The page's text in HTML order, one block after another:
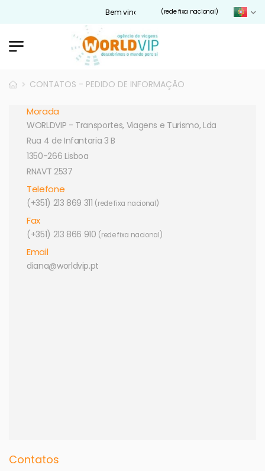
Bem vindos ao nosso site Worldvip.pt
(rede fixa nacional)
CONTATOS - PEDIDO DE INFORMAÇÃO
Morada
WORLDVIP - Transportes, Viagens e Turismo, Lda
Rua 4 de Infantaria 3 B
1350-266 Lisboa
RNAVT 2537
Telefone
(+351) 213 869 311 (rede fixa nacional)
Fax
(+351) 213 866 910 (rede fixa nacional)
Email
diana@worldvip.pt
Contatos